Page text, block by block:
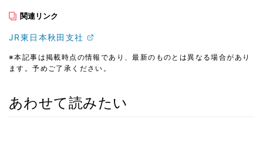
関連リンク
JR東日本秋田支社
※本記事は掲載時点の情報であり、最新のものとは異なる場合があり
ます。予めご了承ください。
あわせて読みたい